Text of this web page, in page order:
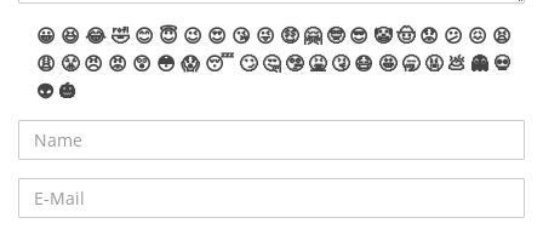
😀 😆 😂🤣 😊 😇 😉 😍 😘 😜 🤑 🤗 🤓 😎 🤡🤠 😟 😕 😖 😫
😩 😤 😠 😡 😲 😳 😱 😴 🙄 🤔 🤥 🤮 🤧 😷 🤩 🥱 🤬 💩 👻 💀
👽 🎃